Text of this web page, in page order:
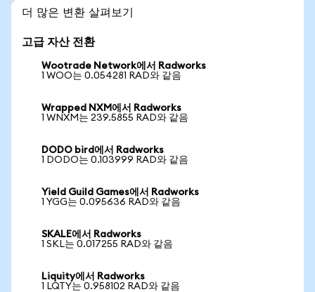
더 많은 변환 살펴보기
고급 자산 전환
Wootrade Network에서 Radworks
1 WOO는 0.054281 RAD와 같음
Wrapped NXM에서 Radworks
1 WNXM는 239.5855 RAD와 같음
DODO bird에서 Radworks
1 DODO는 0.103999 RAD와 같음
Yield Guild Games에서 Radworks
1 YGG는 0.095636 RAD와 같음
SKALE에서 Radworks
1 SKL는 0.017255 RAD와 같음
Liquity에서 Radworks
1 LQTY는 0.958102 RAD와 같음